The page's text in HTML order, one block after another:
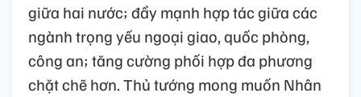
giữa hai nước; đẩy mạnh hợp tác giữa các
ngành trọng yếu ngoại giao, quốc phòng,
công an; tăng cường phối hợp đa phương
chặt chẽ hơn. Thủ tướng mong muốn Nhân